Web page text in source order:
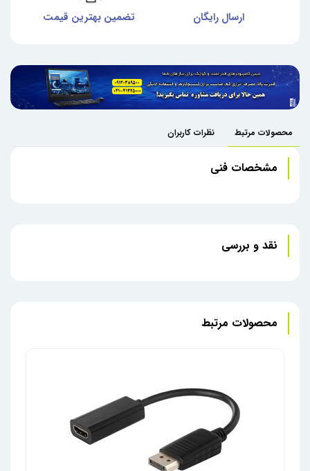
ارسال رایگان تضمین بهترین قیمت
محصولات مرتبط نظرات کاربران
مشخصات فنی
نقد و بررسی
محصولات مرتبط